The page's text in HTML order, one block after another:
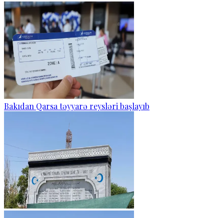
Bakıdan Qarsa təyyarə reysləri başlayıb